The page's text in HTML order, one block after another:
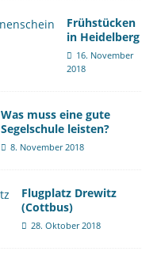
Frühstücken
in Heidelberg
16. November
2018
Was muss eine gute
Segelschule leisten?
8. November 2018
Flugplatz Drewitz
(Cottbus)
28. Oktober 2018